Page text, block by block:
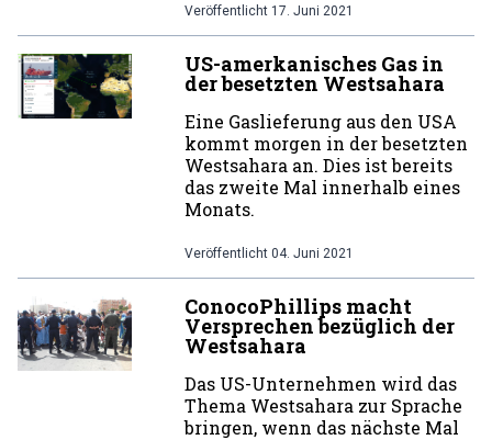
Veröffentlicht 17. Juni 2021
US-amerkanisches Gas in
der besetzten Westsahara
Eine Gaslieferung aus den USA
kommt morgen in der besetzten
Westsahara an. Dies ist bereits
das zweite Mal innerhalb eines
Monats.
Veröffentlicht 04. Juni 2021
ConocoPhillips macht
Versprechen bezüglich der
Westsahara
Das US-Unternehmen wird das
Thema Westsahara zur Sprache
bringen, wenn das nächste Mal